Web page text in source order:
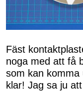
Fäst
noga med att få
som kan komma
klar! Jag sa ju